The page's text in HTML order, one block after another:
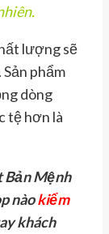
lượng sẽ
phẩm
dòng
tệ hơn là
Bản Mệnh
nàokiểm
khách